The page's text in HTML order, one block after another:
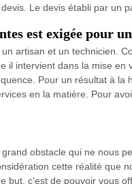
Le devis établi par un
est exigée pour
artisan et un technicien.
il intervient dans la mise
Pour un résultat à la
en la matière. Pour
obstacle qui ne nous
cette réalité que
but, c’est de pouvoir vous